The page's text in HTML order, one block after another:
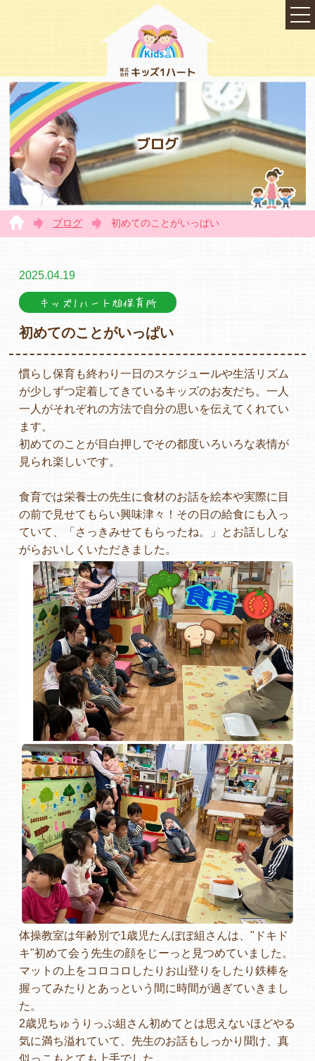
TOP
会社概要
各保育園のご紹介
入園・見学の問い合わせ
在園児保護者の方へ
採用情報
よくあるご質問
ヒーローズ保育園
ヒーローズきっず園田
ヒーローズにしのみや保育園
ヒーローズ旭保育園
キッズ１ハート旭保育所
園の様子
お知らせ
ブログ
ブログ 初めてのことがいっぱい
2025.04.19
キッズ1ハート旭保育所
初めてのことがいっぱい
慣らし保育も終わり一日のスケジュールや生活リズム
が少しずつ定着してきているキッズのお友だち。一人
一人がそれぞれの方法で自分の思いを伝えてくれてい
ます。
初めてのことが目白押しでその都度いろいろな表情が
見られ楽しいです。
食育では栄養士の先生に食材のお話を絵本や実際に目
の前で見せてもらい興味津々！その日の給食にも入っ
ていて、「さっきみせてもらったね。」とお話ししな
がらおいしくいただきました。
体操教室は年齢別で1歳児たんぽぽ組さんは、"ドキド
キ"初めて会う先生の顔をじーっと見つめていました。
マットの上をコロコロしたりお山登りをしたり鉄棒を
握ってみたりとあっという間に時間が過ぎていきまし
た。
2歳児ちゅうりっぷ組さん初めてとは思えないほどやる
気に満ち溢れていて、先生のお話もしっかり聞け、真
似っこもとても上手でした。